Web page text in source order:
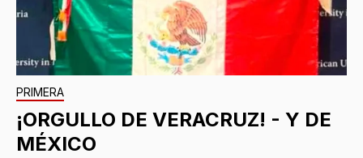
PRIMERA
¡ORGULLO DE VERACRUZ! - Y DE
MÉXICO